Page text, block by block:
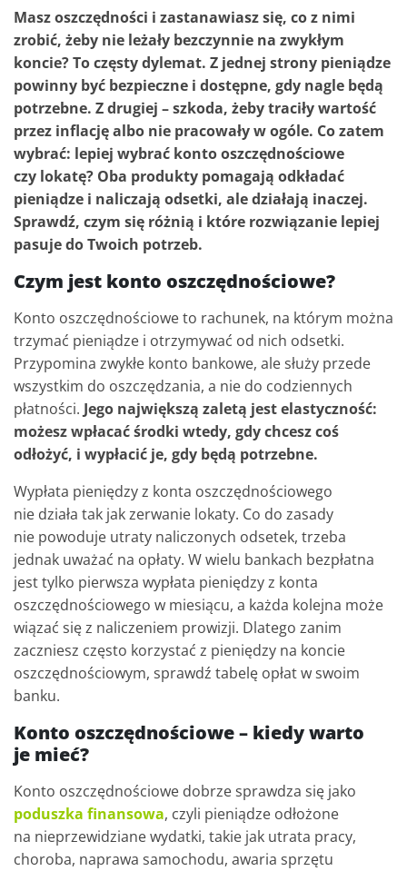
Masz oszczędności i zastanawiasz się, co z nimi
zrobić, żeby nie leżały bezczynnie na zwykłym
koncie? To częsty dylemat. Z jednej strony pieniądze
powinny być bezpieczne i dostępne, gdy nagle będą
potrzebne. Z drugiej – szkoda, żeby traciły wartość
przez inflację albo nie pracowały w ogóle. Co zatem
wybrać: lepiej wybrać konto oszczędnościowe
czy lokatę? Oba produkty pomagają odkładać
pieniądze i naliczają odsetki, ale działają inaczej.
Sprawdź, czym się różnią i które rozwiązanie lepiej
pasuje do Twoich potrzeb.
Czym jest konto oszczędnościowe?
Konto oszczędnościowe to rachunek, na którym można
trzymać pieniądze i otrzymywać od nich odsetki.
Przypomina zwykłe konto bankowe, ale służy przede
wszystkim do oszczędzania, a nie do codziennych
płatności. Jego największą zaletą jest elastyczność:
możesz wpłacać środki wtedy, gdy chcesz coś
odłożyć, i wypłacić je, gdy będą potrzebne.
Wypłata pieniędzy z konta oszczędnościowego
nie działa tak jak zerwanie lokaty. Co do zasady
nie powoduje utraty naliczonych odsetek, trzeba
jednak uważać na opłaty. W wielu bankach bezpłatna
jest tylko pierwsza wypłata pieniędzy z konta
oszczędnościowego w miesiącu, a każda kolejna może
wiązać się z naliczeniem prowizji. Dlatego zanim
zaczniesz często korzystać z pieniędzy na koncie
oszczędnościowym, sprawdź tabelę opłat w swoim
banku.
Konto oszczędnościowe – kiedy warto
je mieć?
Konto oszczędnościowe dobrze sprawdza się jako
poduszka finansowa, czyli pieniądze odłożone
na nieprzewidziane wydatki, takie jak utrata pracy,
choroba, naprawa samochodu, awaria sprzętu